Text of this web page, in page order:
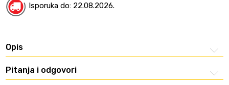
Isporuka do: 22.08.2026.
Opis
Pitanja i odgovori